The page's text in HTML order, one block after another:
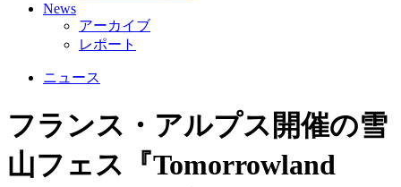
News
アーカイブ
レポート
ニュース
フランス・アルプス開催の雪
山フェス『Tomorrowland